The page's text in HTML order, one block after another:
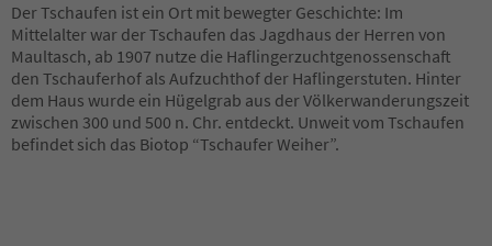
Der Tschaufen ist ein Ort mit bewegter Geschichte: Im
Mittelalter war der Tschaufen das Jagdhaus der Herren von
Maultasch, ab 1907 nutze die Haflingerzuchtgenossenschaft
den Tschauferhof als Aufzuchthof der Haflingerstuten. Hinter
dem Haus wurde ein Hügelgrab aus der Völkerwanderungszeit
zwischen 300 und 500 n. Chr. entdeckt. Unweit vom Tschaufen
befindet sich das Biotop “Tschaufer Weiher”.